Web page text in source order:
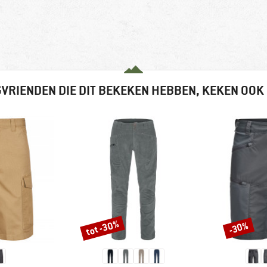
DIE DIT BEKEKEN HEBBEN, KEKEN OOK
Korting
tot -30% Korting
-30%